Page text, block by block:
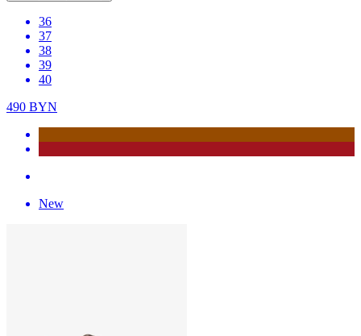
36
37
38
39
40
490 BYN
New